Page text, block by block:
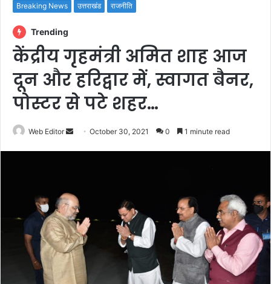
Breaking News उत्तराखंड राजनीति
Trending
केंद्रीय गृहमंत्री अमित शाह आज
दून और हरिद्वार में, स्वागत बैनर,
पोस्टर से पटे शहर…
Web Editor
n
e
m
a
i
l
October 30, 2021 0 1 minute read